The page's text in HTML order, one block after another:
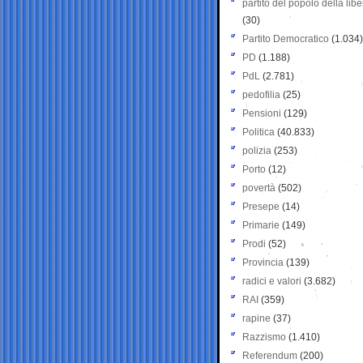
partito del popolo della
(30)
Partito Democratico (1.034)
PD (1.188)
PdL (2.781)
pedofilia (25)
Pensioni (129)
Politica (40.833)
polizia (253)
Porto (12)
povertà (502)
Presepe (14)
Primarie (149)
Prodi (52)
Provincia (139)
radici e valori (3.682)
RAI (359)
rapine (37)
Razzismo (1.410)
Referendum (200)